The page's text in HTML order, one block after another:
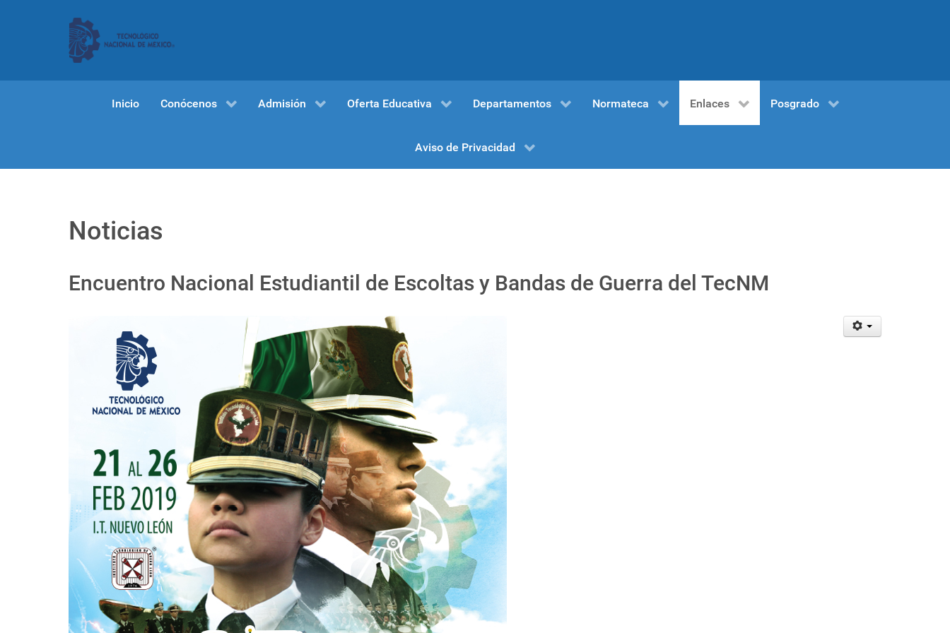
Inicio Conócenos Admisión Oferta Educativa Departamentos Normateca Enlaces Posgrado
Aviso de Privacidad
Noticias
Encuentro Nacional Estudiantil de Escoltas y Bandas de Guerra del TecNM